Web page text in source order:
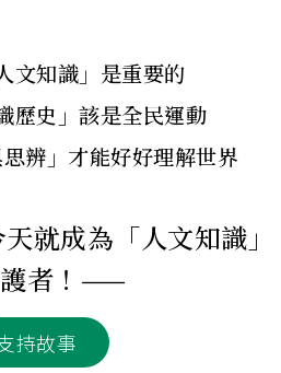
文知識」是重要的
歷史」該是全民運動
辨」才能好好理解世界
就成為「人文知識」
者！——
持故事